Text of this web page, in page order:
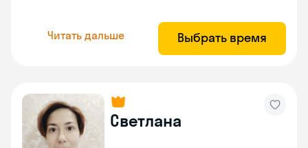
Читать дальше Выбрать время
Светлана